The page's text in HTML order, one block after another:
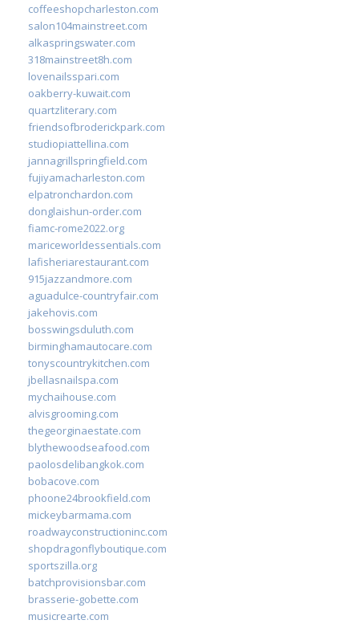
coffeeshopcharleston.com
salon104mainstreet.com
alkaspringswater.com
318mainstreet8h.com
lovenailsspari.com
oakberry-kuwait.com
quartzliterary.com
friendsofbroderickpark.com
studiopiattellina.com
jannagrillspringfield.com
fujiyamacharleston.com
elpatronchardon.com
donglaishun-order.com
fiamc-rome2022.org
mariceworldessentials.com
lafisheriarestaurant.com
915jazzandmore.com
aguadulce-countryfair.com
jakehovis.com
bosswingsduluth.com
birminghamautocare.com
tonyscountrykitchen.com
jbellasnailspa.com
mychaihouse.com
alvisgrooming.com
thegeorginaestate.com
blythewoodseafood.com
paolosdelibangkok.com
bobacove.com
phoone24brookfield.com
mickeybarmama.com
roadwayconstructioninc.com
shopdragonflyboutique.com
sportszilla.org
batchprovisionsbar.com
brasserie-gobette.com
musicrearte.com